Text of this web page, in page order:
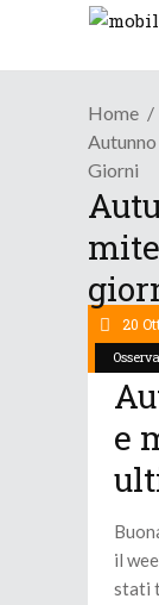
Home
Giorni
20
e
il
stati